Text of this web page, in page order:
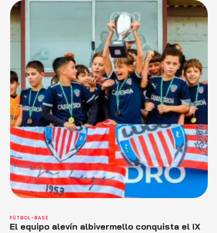
FÚTBOL-BASE
El equipo alevín albivermello conquista el IX